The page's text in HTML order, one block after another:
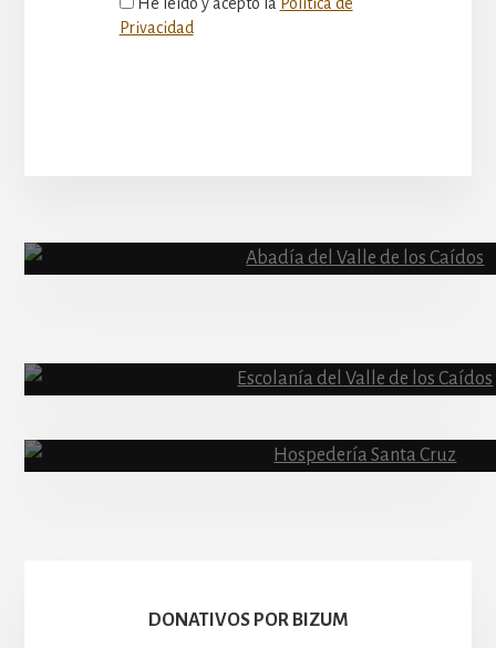
He leído y acepto la Política de
Privacidad
Content
Hospedería
DONATIVOS POR BIZUM